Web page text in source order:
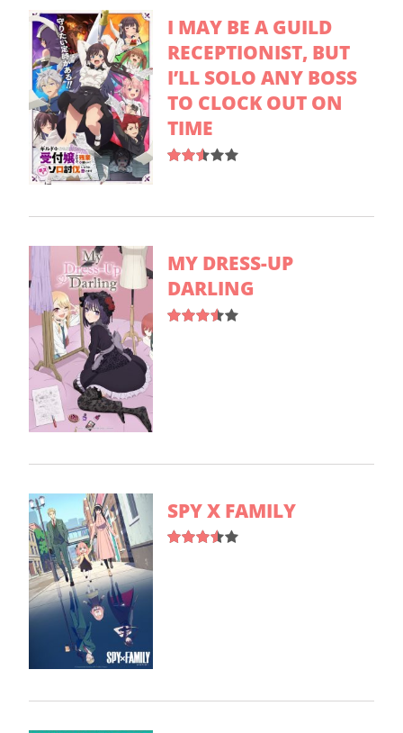
I MAY BE A GUILD
RECEPTIONIST, BUT
I’LL SOLO ANY BOSS
TO CLOCK OUT ON
TIME
MY DRESS-UP
DARLING
SPY X FAMILY